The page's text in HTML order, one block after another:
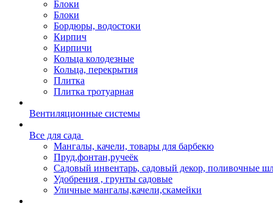
Блоки
Блоки
Бордюры, водостоки
Кирпич
Кирпичи
Кольца колодезные
Кольца, перекрытия
Плитка
Плитка тротуарная
Вентиляционные системы
Все для сада
Мангалы, качели, товары для барбекю
Пруд,фонтан,ручеёк
Садовый инвентарь, садовый декор, поливочные
Удобрения , грунты садовые
Уличные мангалы,качели,скамейки